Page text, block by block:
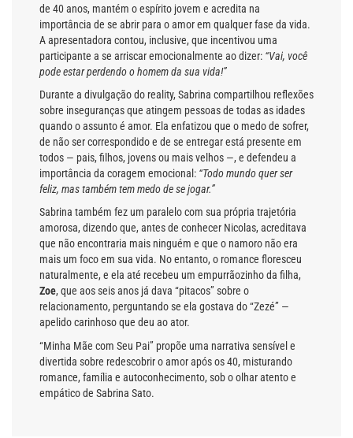
de 40 anos, mantém o espírito jovem e acredita na
importância de se abrir para o amor em qualquer fase da vida.
A apresentadora contou, inclusive, que incentivou uma
participante a se arriscar emocionalmente ao dizer: “Vai, você
pode estar perdendo o homem da sua vida!”
Durante a divulgação do reality, Sabrina compartilhou reflexões
sobre inseguranças que atingem pessoas de todas as idades
quando o assunto é amor. Ela enfatizou que o medo de sofrer,
de não ser correspondido e de se entregar está presente em
todos — pais, filhos, jovens ou mais velhos —, e defendeu a
importância da coragem emocional: “Todo mundo quer ser
feliz, mas também tem medo de se jogar.”
Sabrina também fez um paralelo com sua própria trajetória
amorosa, dizendo que, antes de conhecer Nicolas, acreditava
que não encontraria mais ninguém e que o namoro não era
mais um foco em sua vida. No entanto, o romance floresceu
naturalmente, e ela até recebeu um empurrãozinho da filha,
Zoe, que aos seis anos já dava “pitacos” sobre o
relacionamento, perguntando se ela gostava do “Zezé” —
apelido carinhoso que deu ao ator.
“Minha Mãe com Seu Pai” propõe uma narrativa sensível e
divertida sobre redescobrir o amor após os 40, misturando
romance, família e autoconhecimento, sob o olhar atento e
empático de Sabrina Sato.